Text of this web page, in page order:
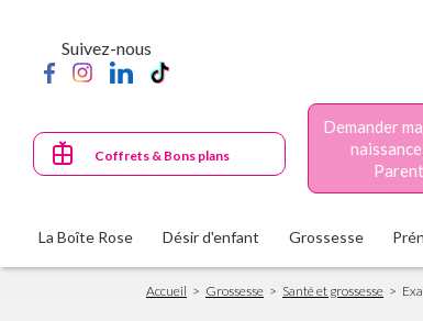
principal
Suivez-nous
Coffrets & Bons plans
Demander
La Boîte Rose Désir d'enfant Grossesse
Fil
d'Ariane
Accueil Grossesse Santé et grossesse